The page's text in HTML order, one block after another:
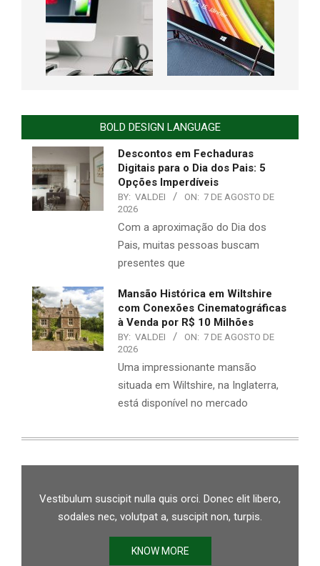
BOLD DESIGN LANGUAGE
Descontos em Fechaduras
Digitais para o Dia dos Pais: 5
Opções Imperdíveis
BY: VALDEI ON: 7 DE AGOSTO DE
2026
Com a aproximação do Dia dos
Pais, muitas pessoas buscam
presentes que
Mansão Histórica em Wiltshire
com Conexões Cinematográficas
à Venda por R$ 10 Milhões
BY: VALDEI ON: 7 DE AGOSTO DE
2026
Uma impressionante mansão
situada em Wiltshire, na Inglaterra,
está disponível no mercado
Vestibulum suscipit nulla quis orci. Donec elit libero,
sodales nec, volutpat a, suscipit non, turpis.
KNOW MORE